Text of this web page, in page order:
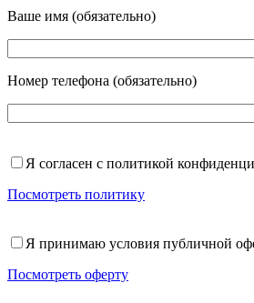
Ваше имя (обязательно)
Номер телефона (обязательно)
Я согласен с политикой
Посмотреть политику
Я принимаю условия публичной
Посмотреть оферту